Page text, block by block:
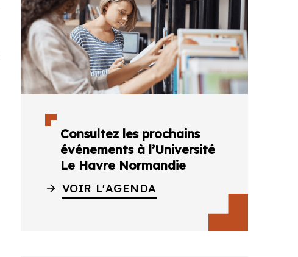
Consultez les prochains
événements à l’Université
Le Havre Normandie
VOIR L'AGENDA